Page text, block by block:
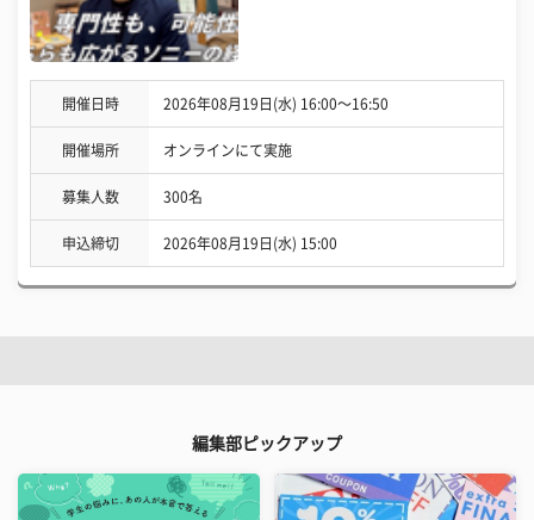
開催日時 2026年08月19日(水) 16:00〜16:50
開催場所 オンラインにて実施
募集人数 300名
申込締切 2026年08月19日(水) 15:00
編集部ピックアップ